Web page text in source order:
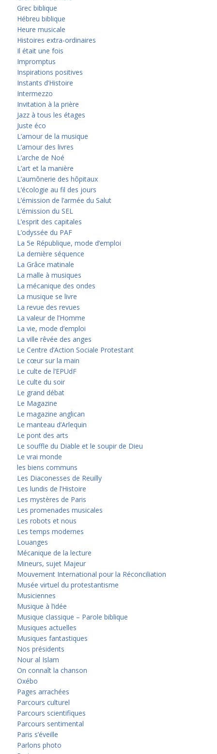
Grec biblique
Hébreu biblique
Heure musicale
Histoires extra-ordinaires
Il était une fois
Impromptus
Inspirations positives
Instants d’Histoire
Intermezzo
Invitation à la prière
Jazz à tous les étages
Juste éco
L’amour de la musique
L’amour des livres
L’arche de Noé
L’art et la manière
L’aumônerie des hôpitaux
L’écologie au fil des jours
L’émission de l’armée du Salut
L’émission du SEL
L’esprit des capitales
L’odyssée du PAF
La 5e République, mode d’emploi
La dernière séquence
La Grâce matinale
La malle à musiques
La mécanique des ondes
La musique se livre
La revue des revues
La valeur de l’Homme
La vie, mode d’emploi
La ville rêvée des anges
Le Centre d’Action Sociale Protestant
Le cœur sur la main
Le culte de l’EPUdF
Le culte du soir
Le grand débat
Le Magazine
Le magazine anglican
Le manteau d’Arlequin
Le pont des arts
Le souffle du Diable et le soupir de Dieu
Le vrai monde
les biens communs
Les Diaconesses de Reuilly
Les lundis de l’Histoire
Les mystères de Paris
Les promenades musicales
Les robots et nous
Les temps modernes
Louanges
Mécanique de la lecture
Mineurs, sujet Majeur
Mouvement International pour la Réconciliation
Musée virtuel du protestantisme
Musiciennes
Musique à l’idée
Musique classique – Parole biblique
Musiques actuelles
Musiques fantastiques
Nos présidents
Nour al Islam
On connaît la chanson
Oxébo
Pages arrachées
Parcours culturel
Parcours scientifiques
Parcours sentimental
Paris s’éveille
Parlons photo